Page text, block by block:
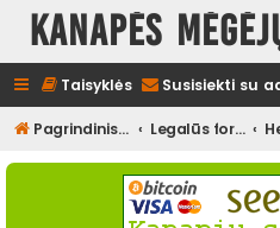
Kanapės
Taisyklės Susisiekti su
Pagrindinis diskusijų puslapis Legalūs forumai